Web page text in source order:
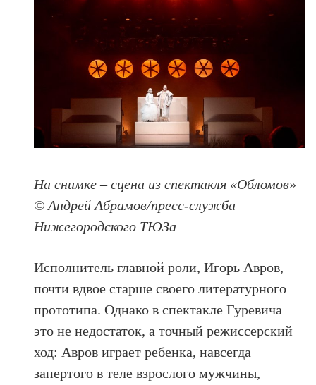
На снимке – сцена из спектакля «Обломов»
© Андрей Абрамов/пресс-служба
Нижегородского ТЮЗа
Исполнитель главной роли, Игорь Авров,
почти вдвое старше своего литературного
прототипа. Однако в спектакле Гуревича
это не недостаток, а точный режиссерский
ход: Авров играет ребенка, навсегда
запертого в теле взрослого мужчины,